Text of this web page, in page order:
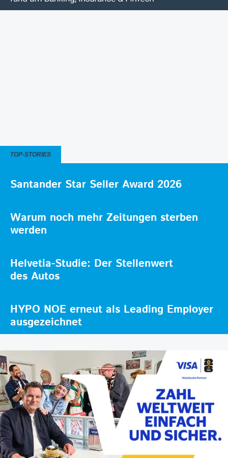
TOP-STORIES
Santander Star Seller Award 2026
Warum noch mehr Zeitungen sterben
werden
Helvetia-Studie: Der Stellenwert
des Autos
HYPO NOE erneut als Leading Employer
ausgezeichnet